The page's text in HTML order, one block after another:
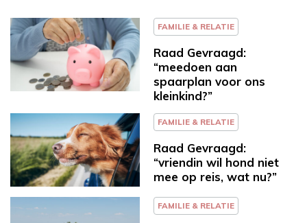
FAMILIE & RELATIE
Raad Gevraagd:
“meedoen aan
spaarplan voor ons
kleinkind?”
FAMILIE & RELATIE
Raad Gevraagd:
“vriendin wil hond niet
mee op reis, wat nu?”
FAMILIE & RELATIE